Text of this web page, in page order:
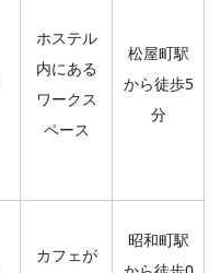
ホステル
内にある
ワークス
ペース
松屋町駅
から徒歩5
分
カフェが
昭和町駅